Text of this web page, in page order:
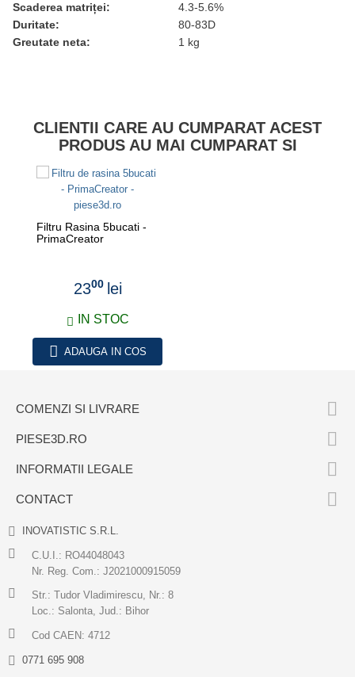
Scaderea matriței:
4.3-5.6%
Duritate:
80-83D
Greutate neta:
1 kg
CLIENTII CARE AU CUMPARAT ACEST
PRODUS AU MAI CUMPARAT SI
Filtru Rasina 5bucati -
PrimaCreator
2300 lei
IN STOC
ADAUGA IN COS
COMENZI SI LIVRARE 
PIESE3D.RO 
INFORMATII LEGALE 
CONTACT 
INOVATISTIC S.R.L.
C.U.I.: RO44048043
Nr. Reg. Com.: J2021000915059
Str.: Tudor Vladimirescu, Nr.: 8
Loc.: Salonta, Jud.: Bihor
Cod CAEN: 4712
0771 695 908